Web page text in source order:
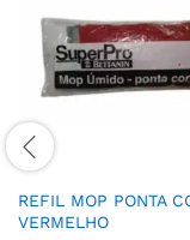
REFIL MOP PONTA
VERMELHO